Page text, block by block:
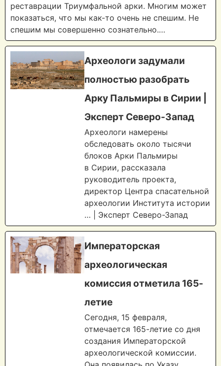
реставрации Триумфальной арки. Многим может
показаться, что мы как-то очень не спешим. Не
спешим мы совершенно сознательно.…
Археологи задумали
полностью разобрать
Арку Пальмиры в Сирии |
Эксперт Северо-Запад
Археологи намерены
обследовать около тысячи
блоков Арки Пальмиры
в Сирии, рассказала
руководитель проекта,
директор Центра спасательной
археологии Института истории
… | Эксперт Северо-Запад
Императорская
археологическая
комиссия отметила 165-
летие
Сегодня, 15 февраля,
отмечается 165-летие со дня
создания Императорской
археологической комиссии.